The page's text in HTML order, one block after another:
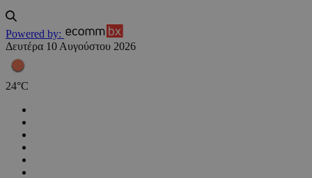
Powered by:
Δευτέρα 10 Αυγούστου 2026
24°C